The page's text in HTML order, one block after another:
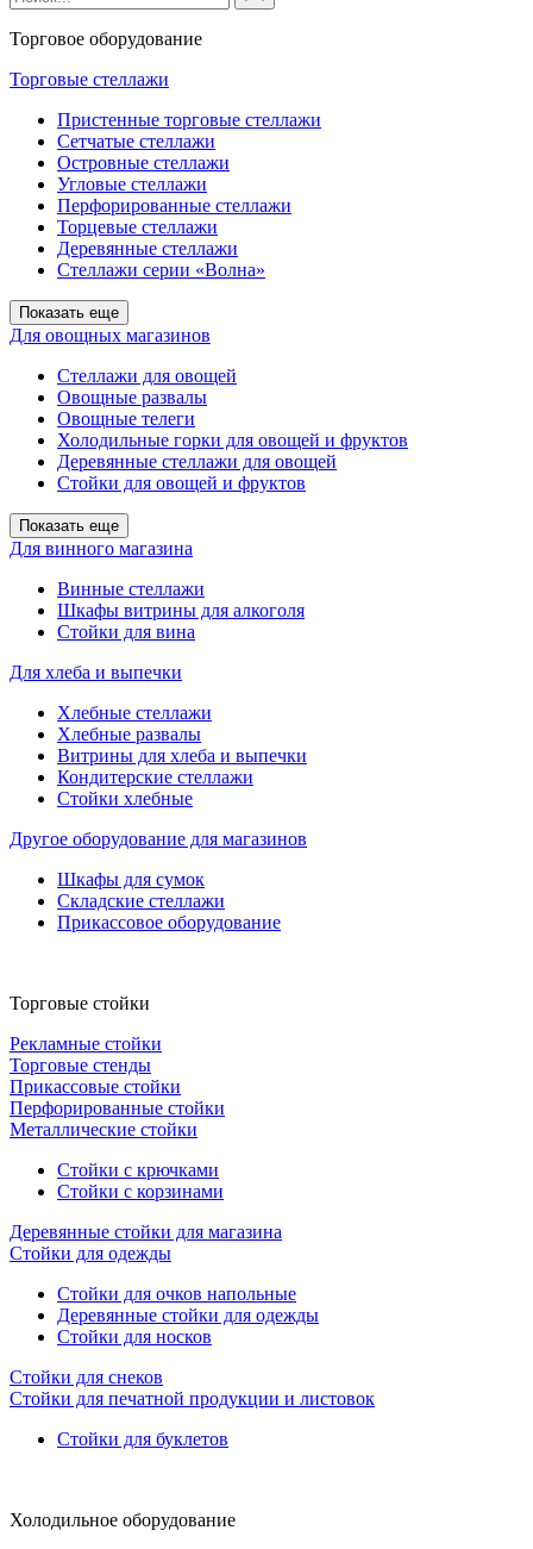
Торговое оборудование
Торговые стеллажи
Пристенные торговые стеллажи
Сетчатые стеллажи
Островные стеллажи
Угловые стеллажи
Перфорированные стеллажи
Торцевые стеллажи
Деревянные стеллажи
Стеллажи серии «Волна»
Показать еще
Для овощных магазинов
Стеллажи для овощей
Овощные развалы
Овощные телеги
Холодильные горки для овощей и фруктов
Деревянные стеллажи для овощей
Стойки для овощей и фруктов
Показать еще
Для винного магазина
Винные стеллажи
Шкафы витрины для алкоголя
Стойки для вина
Для хлеба и выпечки
Хлебные стеллажи
Хлебные развалы
Витрины для хлеба и выпечки
Кондитерские стеллажи
Стойки хлебные
Другое оборудование для магазинов
Шкафы для сумок
Складские стеллажи
Прикассовое оборудование
Торговые стойки
Рекламные стойки
Торговые стенды
Прикассовые стойки
Перфорированные стойки
Металлические стойки
Стойки с крючками
Стойки с корзинами
Деревянные стойки для магазина
Стойки для одежды
Стойки для очков напольные
Деревянные стойки для одежды
Стойки для носков
Стойки для снеков
Стойки для печатной продукции и листовок
Стойки для буклетов
Холодильное оборудование